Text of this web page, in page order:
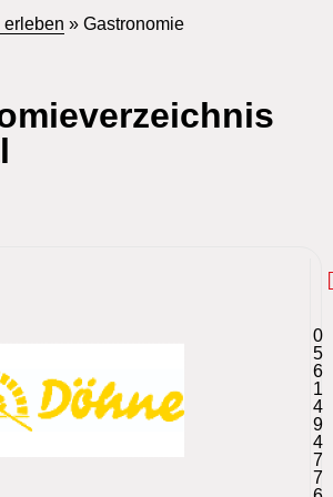
erleben » Gastronomie
0
5
6
1
4
9
4
7
7